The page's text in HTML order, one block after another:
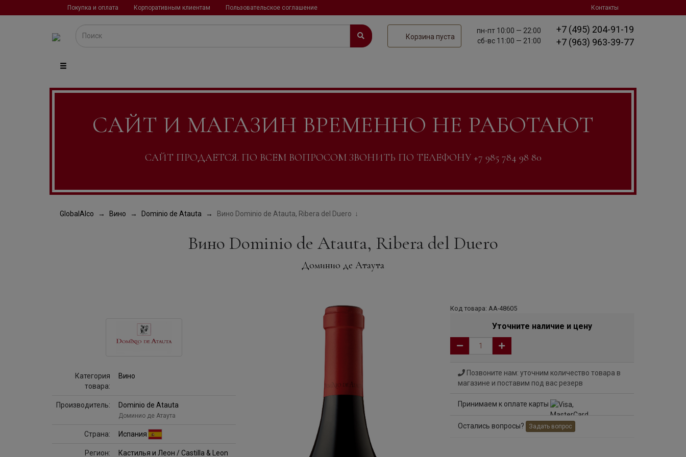
Покупка и оплата Корпоративным клиентам Пользовательское соглашение Контакты
Корзина пуста
пн-пт 10:00 — 22:00
сб-вс 11:00 — 21:00
+7 (495) 204-91-19
+7 (963) 963-39-77
САЙТ И МАГАЗИН ВРЕМЕННО НЕ РАБОТАЮТ
САЙТ ПРОДАЕТСЯ. ПО ВСЕМ ВОПРОСОМ ЗВОНИТЬ ПО ТЕЛЕФОНУ +7 985 784 98 80
GlobalAlco Вино Dominio de Atauta Вино Dominio de Atauta, Ribera del Duero
Вино Dominio de Atauta, Ribera del Duero
Доминио де Атаута
Код товара: АА-48605
Уточните наличие и цену
Позвоните нам: уточним количество товара в
магазине и поставим под вас резерв
Принимаем к оплате карты
Остались вопросы? Задать вопрос
Категория
товара:
Вино
Производитель: Dominio de Atauta
Доминио де Атаута
Страна: Испания
Регион: Кастилья и Леон / Castilla & Leon